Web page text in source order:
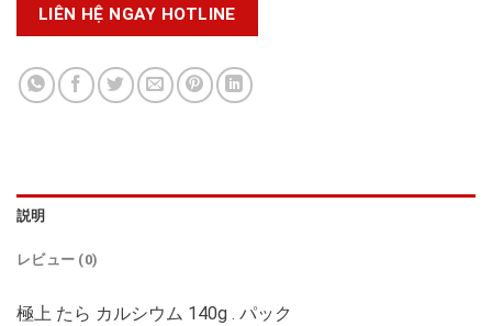
LIÊN HỆ NGAY HOTLINE
説明
レビュー (0)
極上 たら カルシウム 140g . パック